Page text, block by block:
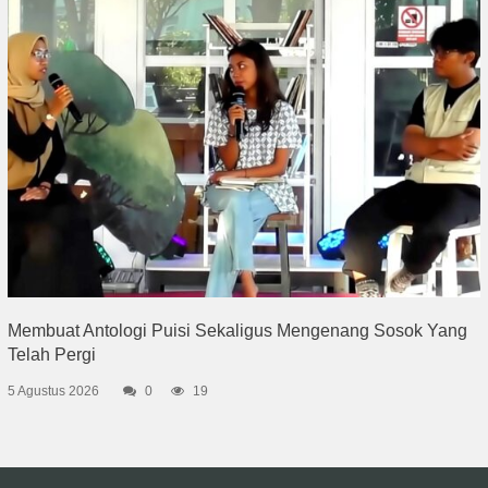
Membuat Antologi Puisi Sekaligus Mengenang Sosok Yang
Telah Pergi
5 Agustus 2026 0 19